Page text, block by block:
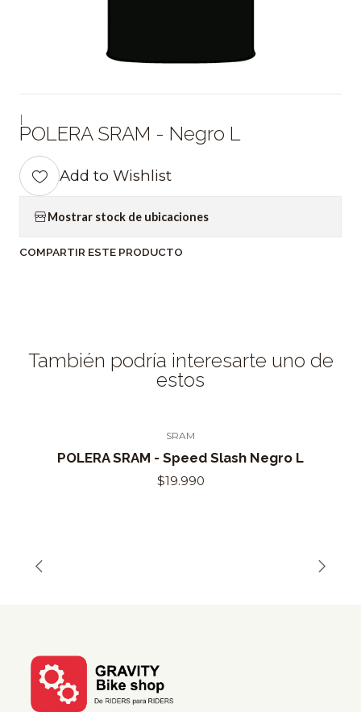
|
POLERA SRAM - Negro L
Add to Wishlist
Mostrar stock de ubicaciones
COMPARTIR ESTE PRODUCTO
También podría interesarte uno de
estos
SRAM
POLERA SRAM - Speed Slash Negro L
$19.990